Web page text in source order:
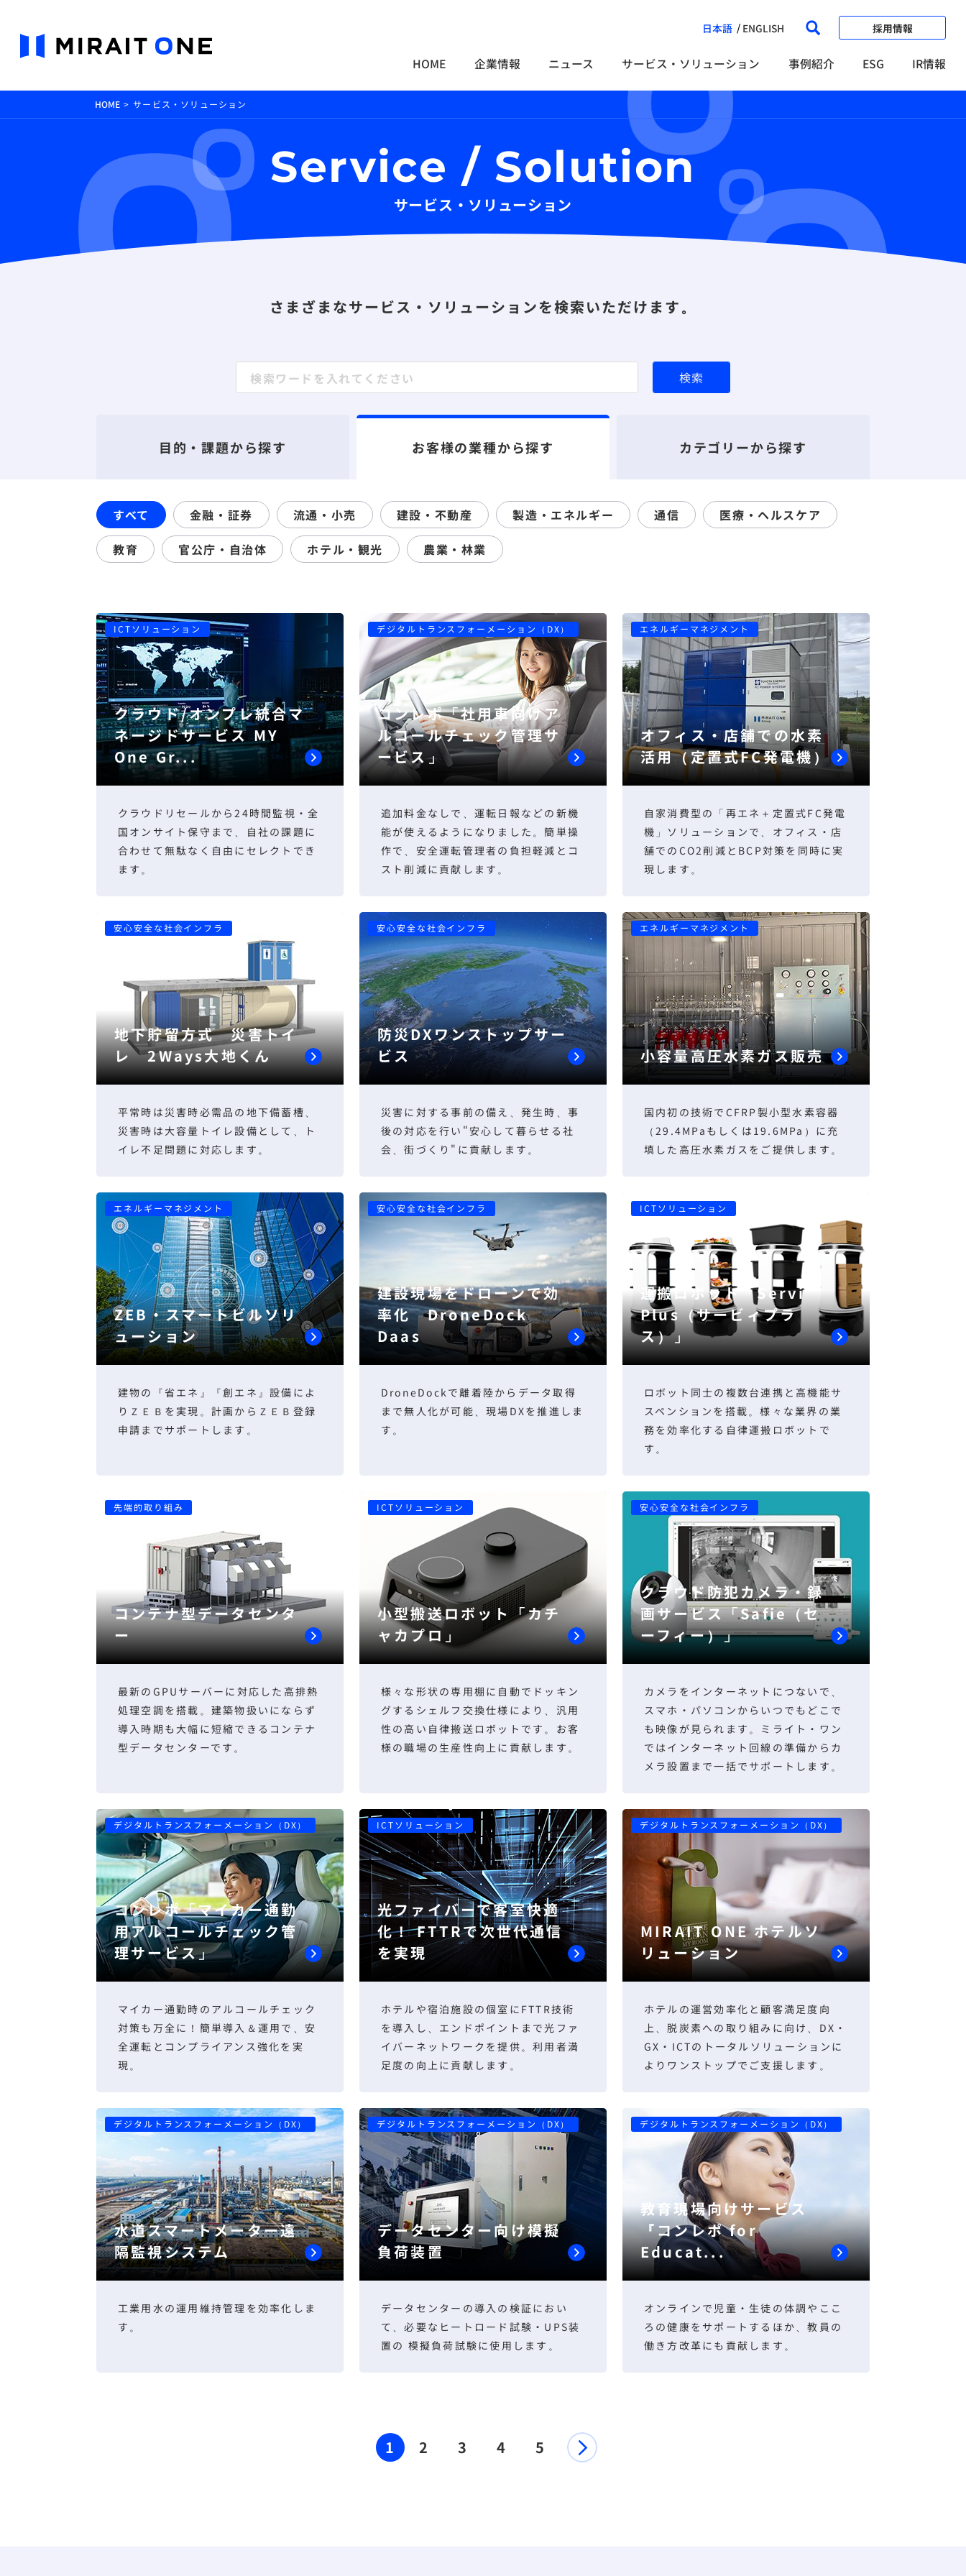
日本語 ENGLISH 採用情報
HOME 企業情報 ニュース サービス・ソリューション 事例紹介 ESG IR情報
HOME サービス・ソリューション
Service / Solution
サービス・ソリューション
さまざまなサービス・ソリューションを検索いただけます。
検索
目的・課題から探す お客様の業種から探す カテゴリーから探す
すべて 金融・証券 流通・小売 建設・不動産 製造・エネルギー 通信
医療・ヘルスケア
教育
官公庁・自治体 ホテル・観光 農業・林業
ICTソリューション
クラウド/オンプレ統合マ
ネージドサービス MY
One Gr...
クラウドリセールから24時間監視・全
国オンサイト保守まで、自社の課題に
合わせて無駄なく自由にセレクトでき
ます。
デジタルトランスフォーメーション（DX）
コンレポ「社用車向けア
ルコールチェック管理サ
ービス」
追加料金なしで、運転日報などの新機
能が使えるようになりました。簡単操
作で、安全運転管理者の負担軽減とコ
スト削減に貢献します。
エネルギーマネジメント
オフィス・店舗での水素
活用（定置式FC発電機）
自家消費型の「再エネ＋定置式FC発電
機」ソリューションで、オフィス・店
舗でのCO2削減とBCP対策を同時に実
現します。
安心安全な社会インフラ
地下貯留方式 災害トイ
レ 2Ways大地くん
平常時は災害時必需品の地下備蓄槽、
災害時は大容量トイレ設備として、ト
イレ不足問題に対応します。
安心安全な社会インフラ
防災DXワンストップサー
ビス
災害に対する事前の備え、発生時、事
後の対応を行い"安心して暮らせる社
会、街づくり"に貢献します。
エネルギーマネジメント
小容量高圧水素ガス販売
国内初の技術でCFRP製小型水素容器
（29.4MPaもしくは19.6MPa）に充
填した高圧水素ガスをご提供します。
エネルギーマネジメント
ZEB・スマートビルソリ
ューション
建物の『省エネ』『創エネ』設備によ
りＺＥＢを実現。計画からＺＥＢ登録
申請までサポートします。
安心安全な社会インフラ
建設現場をドローンで効
率化 DroneDock
Daas
DroneDockで離着陸からデータ取得
まで無人化が可能、現場DXを推進しま
す。
ICTソリューション
運搬ロボット「Servi
Plus（サービィプラ
ス）」
ロボット同士の複数台連携と高機能サ
スペンションを搭載。様々な業界の業
務を効率化する自律運搬ロボットで
す。
先端的取り組み
コンテナ型データセンタ
ー
最新のGPUサーバーに対応した高排熱
処理空調を搭載。建築物扱いにならず
導入時期も大幅に短縮できるコンテナ
型データセンターです。
ICTソリューション
小型搬送ロボット「カチ
ャカプロ」
様々な形状の専用棚に自動でドッキン
グするシェルフ交換仕様により、汎用
性の高い自律搬送ロボットです。お客
様の職場の生産性向上に貢献します。
安心安全な社会インフラ
クラウド防犯カメラ・録
画サービス「Safie（セ
ーフィー）」
カメラをインターネットにつないで、
スマホ・パソコンからいつでもどこで
も映像が見られます。ミライト・ワン
ではインターネット回線の準備からカ
メラ設置まで一括でサポートします。
デジタルトランスフォーメーション（DX）
コンレポ「マイカー通勤
用アルコールチェック管
理サービス」
マイカー通勤時のアルコールチェック
対策も万全に！簡単導入＆運用で、安
全運転とコンプライアンス強化を実
現。
ICTソリューション
光ファイバーで客室快適
化！ FTTRで次世代通信
を実現
ホテルや宿泊施設の個室にFTTR技術
を導入し、エンドポイントまで光ファ
イバーネットワークを提供。利用者満
足度の向上に貢献します。
デジタルトランスフォーメーション（DX）
MIRAIT ONE ホテルソ
リューション
ホテルの運営効率化と顧客満足度向
上、脱炭素への取り組みに向け、DX・
GX・ICTのトータルソリューションに
よりワンストップでご支援します。
デジタルトランスフォーメーション（DX）
水道スマートメーター遠
隔監視システム
工業用水の運用維持管理を効率化しま
す。
デジタルトランスフォーメーション（DX）
データセンター向け模擬
負荷装置
データセンターの導入の検証におい
て、必要なヒートロード試験・UPS装
置の 模擬負荷試験に使用します。
デジタルトランスフォーメーション（DX）
教育現場向けサービス
『コンレポ for
Educat...
オンラインで児童・生徒の体調やここ
ろの健康をサポートするほか、教員の
働き方改革にも貢献します。
1 2 3 4 5